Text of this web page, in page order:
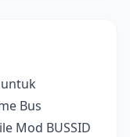
Bus
Mod BUSSID